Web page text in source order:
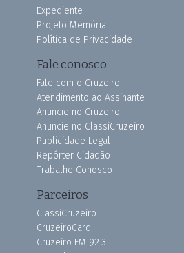
Expediente
Projeto Memória
Política de Privacidade
Fale conosco
Fale com o Cruzeiro
Atendimento ao Assinante
Anuncie no Cruzeiro
Anuncie no ClassiCruzeiro
Publicidade Legal
Repórter Cidadão
Trabalhe Conosco
Parceiros
ClassiCruzeiro
CruzeiroCard
Cruzeiro FM 92.3